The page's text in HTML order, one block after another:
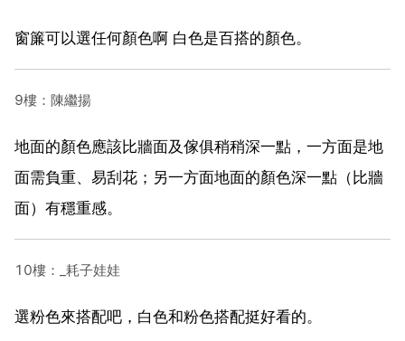
窗簾可以選任何顏色啊 白色是百搭的顏色。
9樓：陳繼揚
地面的顏色應該比牆面及傢俱稍稍深一點，一方面是地
面需負重、易刮花；另一方面地面的顏色深一點（比牆
面）有穩重感。
10樓：_耗子娃娃
選粉色來搭配吧，白色和粉色搭配挺好看的。